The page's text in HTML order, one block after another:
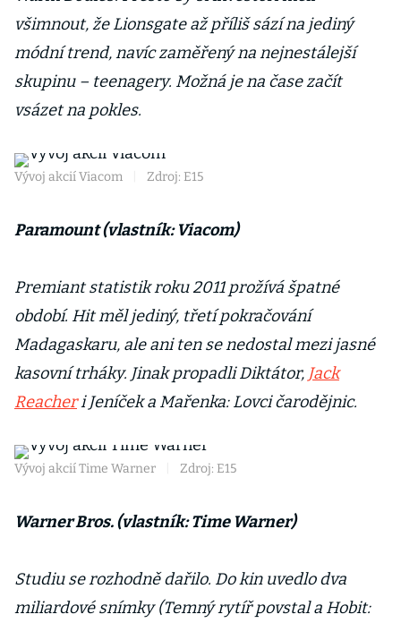
všimnout, že Lionsgate až příliš sází na jediný
módní trend, navíc zaměřený na nejnestálejší
skupinu – teenagery. Možná je na čase začít
vsázet na pokles.
Vývoj akcií Viacom Zdroj: E15
Paramount (vlastník: Viacom)
Premiant statistik roku 2011 prožívá špatné
období. Hit měl jediný, třetí pokračování
Madagaskaru, ale ani ten se nedostal mezi jasné
kasovní trháky. Jinak propadli Diktátor, Jack
Reacheri Jeníček a Mařenka: Lovci čarodějnic.
Vývoj akcií Time Warner Zdroj: E15
Warner Bros. (vlastník: Time Warner)
Studiu se rozhodně dařilo. Do kin uvedlo dva
miliardové snímky (Temný rytíř povstal a Hobit: